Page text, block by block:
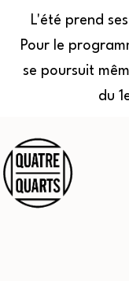
L'été prend
Pour le
se poursuit
du
au
contenu